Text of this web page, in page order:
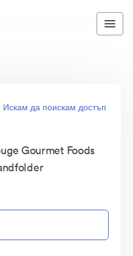
Искам да поискам достъп
Gourmet Foods